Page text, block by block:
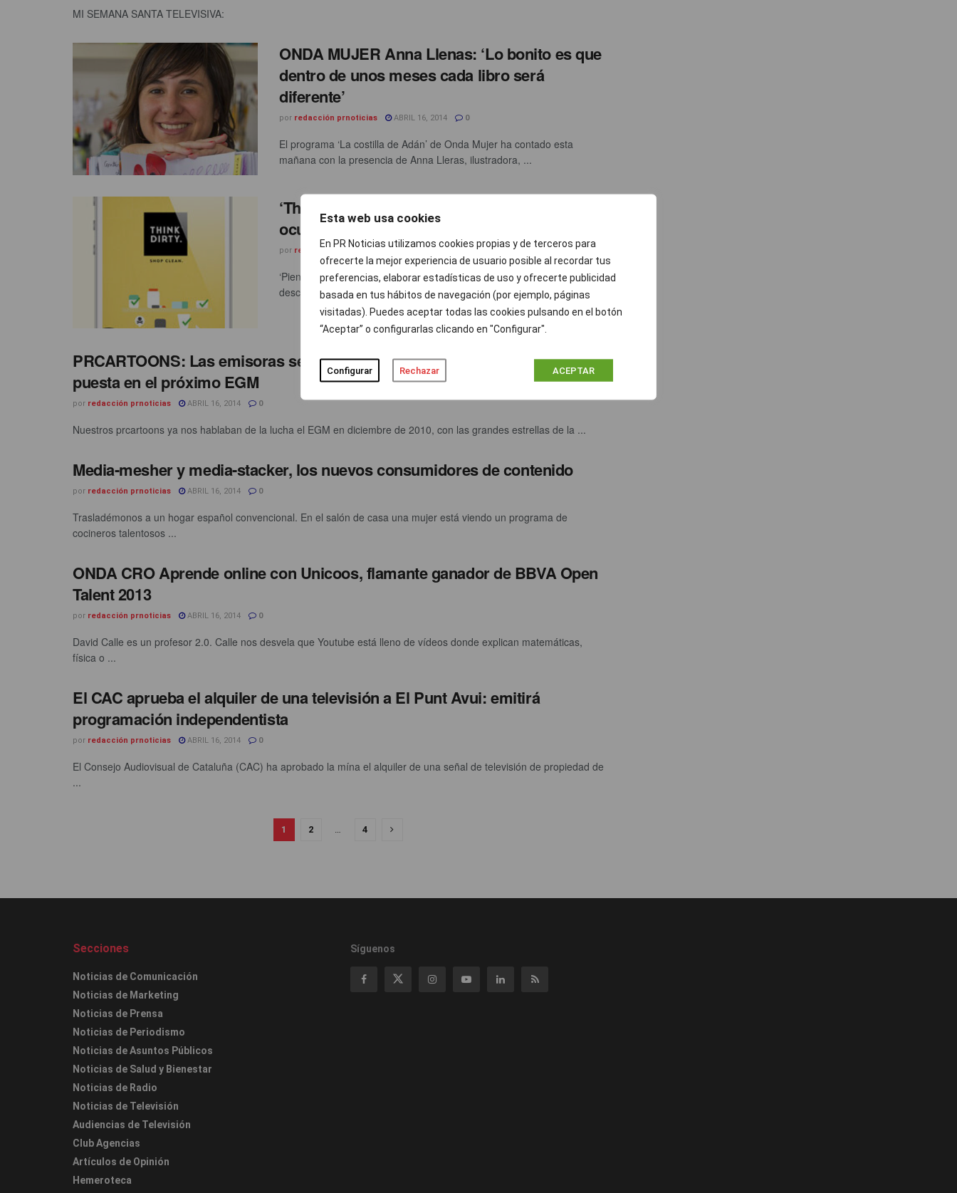
Esta web usa cookies
En PR Noticias utilizamos cookies propias y de terceros para
ofrecerte la mejor experiencia de usuario posible al recordar tus
preferencias, elaborar estadísticas de uso y ofrecerte publicidad
basada en tus hábitos de navegación (por ejemplo, páginas
visitadas). Puedes aceptar todas las cookies pulsando en el botón
“Aceptar” o configurarlas clicando en "Configurar".
Configurar Rechazar ACEPTAR
MI SEMANA SANTA TELEVISIVA:
ONDA MUJER Anna Llenas: ‘Lo bonito es que
dentro de unos meses cada libro será
diferente’
por redacción prnoticias ABRIL 16, 2014 0
El programa ‘La costilla de Adán’ de Onda Mujer ha contado esta
mañana con la presencia de Anna Lleras, ilustradora, ...
‘Think Dirty’, la app que se chiva de lo que
ocultan tus cosméticos
por redacción prnoticias ABRIL 16, 2014 0
‘Piensa sucio, compra lpio’ es el lema de una nueva app que te permite
descubrir los ingredientes peligrosos que contienen ...
PRCARTOONS: Las emisoras se van de Semana Santa con la mente
puesta en el próximo EGM
por redacción prnoticias ABRIL 16, 2014 0
Nuestros prcartoons ya nos hablaban de la lucha el EGM en diciembre de 2010, con las grandes estrellas de la ...
Media-mesher y media-stacker, los nuevos consumidores de contenido
por redacción prnoticias ABRIL 16, 2014 0
Trasladémonos a un hogar español convencional. En el salón de casa una mujer está viendo un programa de
cocineros talentosos ...
ONDA CRO Aprende online con Unicoos, flamante ganador de BBVA Open
Talent 2013
por redacción prnoticias ABRIL 16, 2014 0
David Calle es un profesor 2.0. Calle nos desvela que Youtube está lleno de vídeos donde explican matemáticas,
física o ...
El CAC aprueba el alquiler de una televisión a El Punt Avui: emitirá
programación independentista
por redacción prnoticias ABRIL 16, 2014 0
El Consejo Audiovisual de Cataluña (CAC) ha aprobado la mína el alquiler de una señal de televisión de propiedad de
...
1 2 … 4
Secciones
Noticias de Comunicación
Noticias de Marketing
Noticias de Prensa
Noticias de Periodismo
Noticias de Asuntos Públicos
Noticias de Salud y Bienestar
Noticias de Radio
Noticias de Televisión
Audiencias de Televisión
Club Agencias
Artículos de Opinión
Hemeroteca
Síguenos